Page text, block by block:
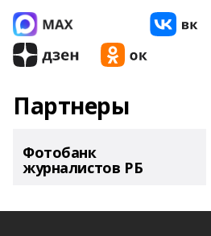
Партнеры
Фотобанк
журналистов РБ